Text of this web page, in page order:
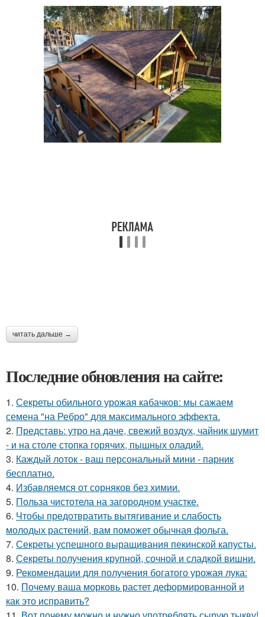
читать дальше →
Последние обновления на сайте:
1. Секреты обильного урожая кабачков: мы сажаем
семена "на Ребро" для максимального эффекта.
2. Представь: утро на даче, свежий воздух, чайник шумит
- и на столе стопка горячих, пышных оладий.
3. Каждый лоток - ваш персональный мини - парник
бесплатно.
4. Избавляемся от сорняков без химии.
5. Польза чистотела на загородном участке.
6. Чтобы предотвратить вытягивание и слабость
молодых растений, вам поможет обычная фольга.
7. Секреты успешного выращивания пекинской капусты.
8. Секреты получения крупной, сочной и сладкой вишни.
9. Рекомендации для получения богатого урожая лука:
10. Почему ваша морковь растет деформированной и
как это исправить?